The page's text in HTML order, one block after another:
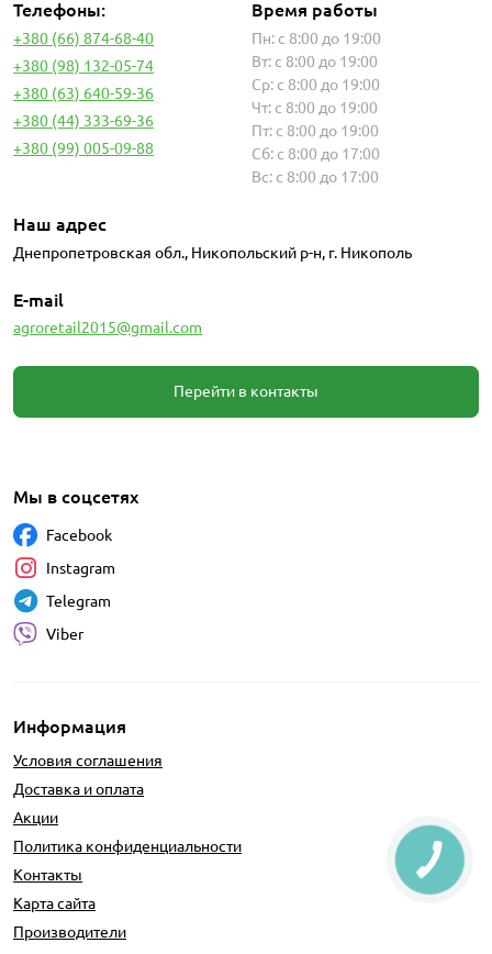
Телефоны:
+380 (66) 874-68-40
+380 (98) 132-05-74
+380 (63) 640-59-36
+380 (44) 333-69-36
+380 (99) 005-09-88
Время работы
Пн: с 8:00 до 19:00
Вт: с 8:00 до 19:00
Ср: с 8:00 до 19:00
Чт: с 8:00 до 19:00
Пт: с 8:00 до 19:00
Сб: с 8:00 до 17:00
Вс: с 8:00 до 17:00
Наш адрес
Днепропетровская обл., Никопольский р-н, г. Никополь
E-mail
agroretail2015@gmail.com
Перейти в контакты
Информация
Условия соглашения
Доставка и оплата
Акции
Политика конфиденциальности
Контакты
Карта сайта
Производители
Мы в соцсетях
Facebook
Instagram
Telegram
Viber